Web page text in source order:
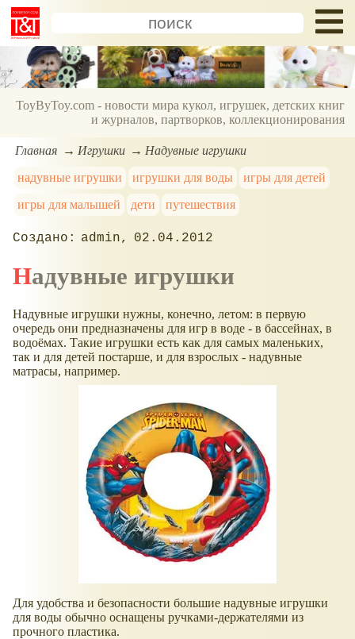
ToyByToy.com - новости мира кукол, игрушек, детских книг
и журналов, партворков, коллекционирования
Главная Игрушки
Надувные игрушки
надувные игрушки
игрушки для воды
игры для детей
игры для малышей
дети путешествия
admin 02.04.2012
Надувные игрушки
Надувные игрушки нужны, конечно, летом: в первую
очередь они предназначены для игр в воде - в бассейнах, в
водоёмах. Такие игрушки есть как для самых маленьких,
так и для детей постарше, и для взрослых - надувные
матрасы, например.
Для удобства и безопасности большие надувные игрушки
для воды обычно оснащены ручками-держателями из
прочного пластика.